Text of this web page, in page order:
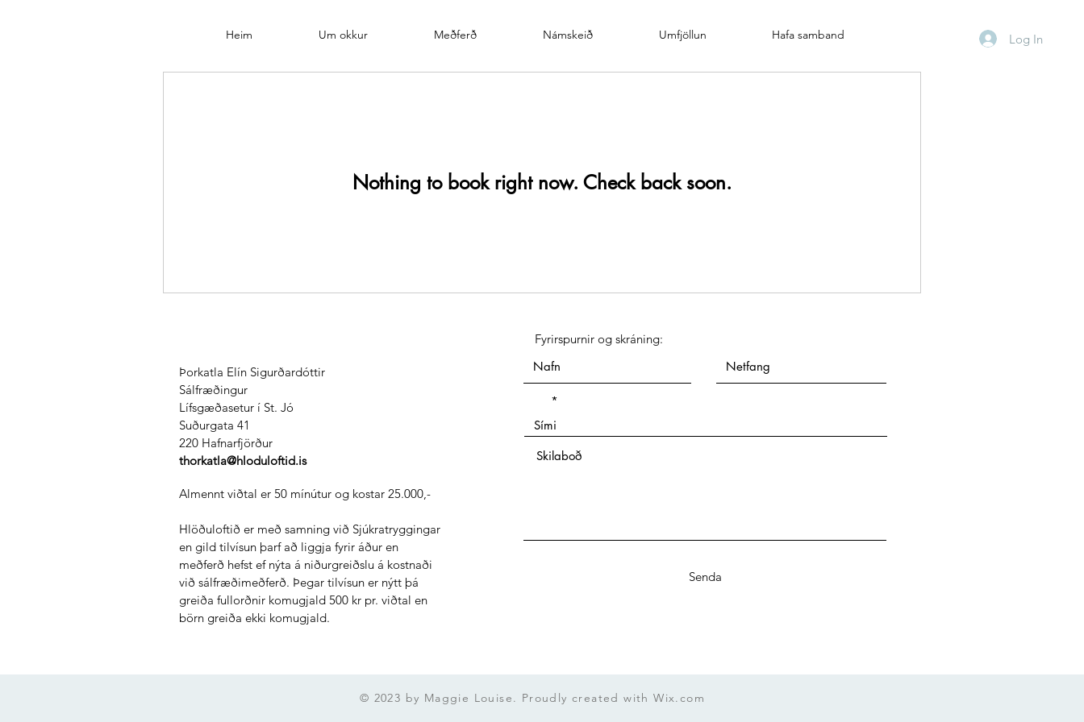
Heim Um okkur Meðferð Námskeið Umfjöllun Hafa samband Log In
Nothing to book right now. Check back soon.
Þorkatla Elín Sigurðardóttir
Sálfræðingur
Lífsgæðasetur í St. Jó
Suðurgata 41
220 Hafnarfjörður
thorkatla@hloduloftid.is
Almennt viðtal er 50 mínútur og kostar 25.000,-
Hlöðuloftið er með samning við Sjúkratryggingar
en gild tilvísun þarf að liggja fyrir áður en
meðferð hefst ef nýta á niðurgreiðslu á kostnaði
við sálfræðimeðferð. Þegar tilvísun er nýtt þá
greiða fullorðnir komugjald 500 kr pr. viðtal en
börn greiða ekki komugjald.
​Fyrirspurnir og skráning:
Senda
© 2023 by Maggie Louise. Proudly created withWix.com